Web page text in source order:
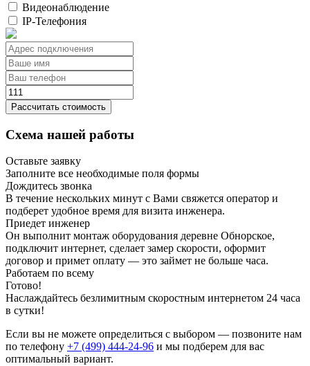
Видеонаблюдение
IP-Телефония
Рассчитать стоимость
Схема нашей работы
Оставьте заявку
Заполните все необходимые поля формы
Дождитесь звонка
В течение нескольких минут с Вами свяжется оператор и
подберет удобное время для визита инженера.
Приедет инженер
Он выполнит монтаж оборудования деревне Обнорское,
подключит интернет, сделает замер скорости, оформит
договор и примет оплату — это займет не больше часа.
Работаем по всему
Готово!
Наслаждайтесь безлимитным скоростным интернетом 24 часа
в сутки!
Если вы не можете определиться с выбором — позвоните нам
по телефону +7 (499) 444-24-96 и мы подберем для вас
оптимальный вариант.